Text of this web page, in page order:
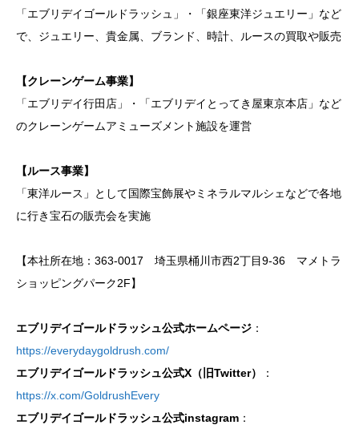
「エブリデイゴールドラッシュ」・「銀座東洋ジュエリー」など
で、ジュエリー、貴金属、ブランド、時計、ルースの買取や販売
【クレーンゲーム事業】
「エブリデイ行田店」・「エブリデイとってき屋東京本店」など
のクレーンゲームアミューズメント施設を運営
【ルース事業】
「東洋ルース」として国際宝飾展やミネラルマルシェなどで各地
に行き宝石の販売会を実施
【本社所在地：363-0017 埼玉県桶川市西2丁目9-36 マメトラ
ショッピングパーク2F】
エブリデイゴールドラッシュ公式ホームページ ：
https://everydaygoldrush.com/
エブリデイゴールドラッシュ公式X（旧Twitter）
：
https://x.com/GoldrushEvery
エブリデイゴールドラッシュ公式instagram ：